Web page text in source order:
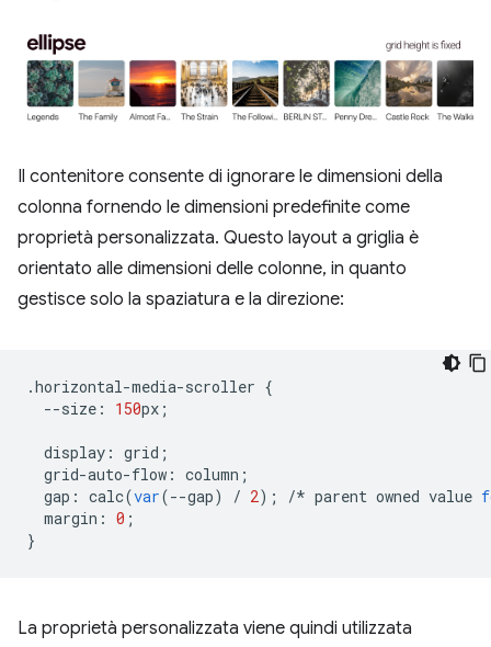
Il contenitore consente di ignorare le dimensioni della
colonna fornendo le dimensioni predefinite come
proprietà personalizzata. Questo layout a griglia è
orientato alle dimensioni delle colonne, in quanto
gestisce solo la spaziatura e la direzione:
.horizontal-media-scroller {
--size : 150px ;
display : grid ;
grid-auto-flow : column ;
gap : calc(var(--gap) / 2); /* parent owned value
margin : 0 ;
}
La proprietà personalizzata viene quindi utilizzata